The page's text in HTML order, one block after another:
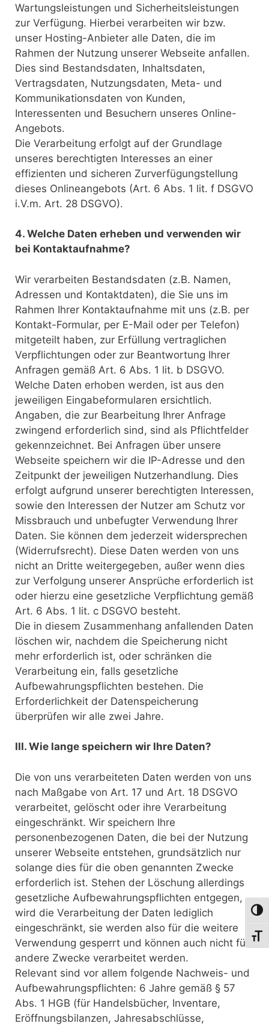
Wartungsleistungen und Sicherheitsleistungen
zur Verfügung. Hierbei verarbeiten wir bzw.
unser Hosting-Anbieter alle Daten, die im
Rahmen der Nutzung unserer Webseite anfallen.
Dies sind Bestandsdaten, Inhaltsdaten,
Vertragsdaten, Nutzungsdaten, Meta- und
Kommunikationsdaten von Kunden,
Interessenten und Besuchern unseres Online-
Angebots.
Die Verarbeitung erfolgt auf der Grundlage
unseres berechtigten Interesses an einer
effizienten und sicheren Zurverfügungstellung
dieses Onlineangebots (Art. 6 Abs. 1 lit. f DSGVO
i.V.m. Art. 28 DSGVO).
4. Welche Daten erheben und verwenden wir
bei Kontaktaufnahme?
Wir verarbeiten Bestandsdaten (z.B. Namen,
Adressen und Kontaktdaten), die Sie uns im
Rahmen Ihrer Kontaktaufnahme mit uns (z.B. per
Kontakt-Formular, per E-Mail oder per Telefon)
mitgeteilt haben, zur Erfüllung vertraglichen
Verpflichtungen oder zur Beantwortung Ihrer
Anfragen gemäß Art. 6 Abs. 1 lit. b DSGVO.
Welche Daten erhoben werden, ist aus den
jeweiligen Eingabeformularen ersichtlich.
Angaben, die zur Bearbeitung Ihrer Anfrage
zwingend erforderlich sind, sind als Pflichtfelder
gekennzeichnet. Bei Anfragen über unsere
Webseite speichern wir die IP-Adresse und den
Zeitpunkt der jeweiligen Nutzerhandlung. Dies
erfolgt aufgrund unserer berechtigten Interessen,
sowie den Interessen der Nutzer am Schutz vor
Missbrauch und unbefugter Verwendung Ihrer
Daten. Sie können dem jederzeit widersprechen
(Widerrufsrecht). Diese Daten werden von uns
nicht an Dritte weitergegeben, außer wenn dies
zur Verfolgung unserer Ansprüche erforderlich ist
oder hierzu eine gesetzliche Verpflichtung gemäß
Art. 6 Abs. 1 lit. c DSGVO besteht.
Die in diesem Zusammenhang anfallenden Daten
löschen wir, nachdem die Speicherung nicht
mehr erforderlich ist, oder schränken die
Verarbeitung ein, falls gesetzliche
Aufbewahrungspflichten bestehen. Die
Erforderlichkeit der Datenspeicherung
überprüfen wir alle zwei Jahre.
III. Wie lange speichern wir Ihre Daten?
Die von uns verarbeiteten Daten werden von uns
nach Maßgabe von Art. 17 und Art. 18 DSGVO
verarbeitet, gelöscht oder ihre Verarbeitung
eingeschränkt. Wir speichern Ihre
personenbezogenen Daten, die bei der Nutzung
unserer Webseite entstehen, grundsätzlich nur
solange dies für die oben genannten Zwecke
erforderlich ist. Stehen der Löschung allerdings
gesetzliche Aufbewahrungspflichten entgegen,
wird die Verarbeitung der Daten lediglich
eingeschränkt, sie werden also für die weitere
Verwendung gesperrt und können auch nicht für
andere Zwecke verarbeitet werden.
Relevant sind vor allem folgende Nachweis- und
Aufbewahrungspflichten: 6 Jahre gemäß § 57
Abs. 1 HGB (für Handelsbücher, Inventare,
Eröffnungsbilanzen, Jahresabschlüsse,